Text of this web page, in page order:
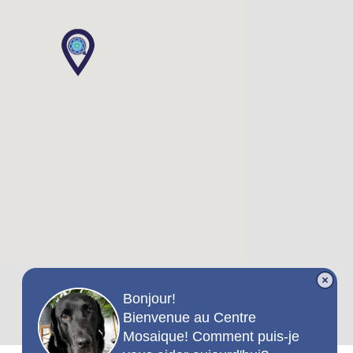
Bonjour!
Bienvenue au Centre
Mosaique! Comment puis-je